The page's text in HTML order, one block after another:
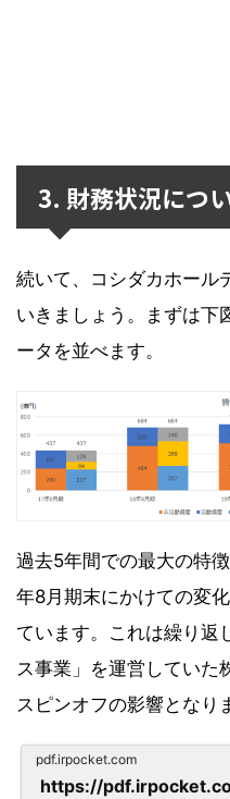
3. 財務状況につ
続いて、コシダカホール
いきましょう。まずは下
ータを並べます。
過去5年間での最大の特
年8月期末にかけての変
ています。これは繰り返
ス事業」を運営していた
スピンオフの影響となり
pdf.irpocket.com
https://